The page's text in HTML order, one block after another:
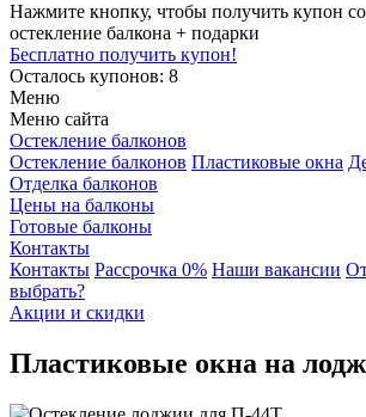
Нажмите кнопку, чтобы получить купон
остекление балкона + подарки
Бесплатно получить купон!
Осталось купонов: 8
Меню
Меню сайта
Остекление балконов
Остекление балконов Пластиковые окна
Отделка балконов
Цены на балконы
Готовые балконы
Контакты
Контакты Рассрочка 0% Наши вакансии
выбрать?
Акции и скидки
Пластиковые окна на